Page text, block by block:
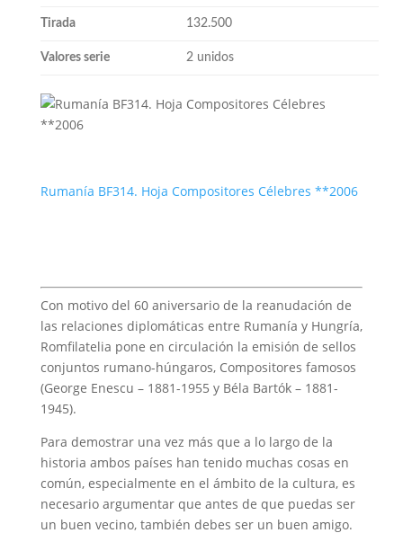
Tirada 132.500
Valores serie 2 unidos
Rumanía BF314. Hoja Compositores Célebres **2006
Con motivo del 60 aniversario de la reanudación de
las relaciones diplomáticas entre Rumanía y Hungría,
Romfilatelia pone en circulación la emisión de sellos
conjuntos rumano-húngaros, Compositores famosos
(George Enescu – 1881-1955 y Béla Bartók – 1881-
1945).
Para demostrar una vez más que a lo largo de la
historia ambos países han tenido muchas cosas en
común, especialmente en el ámbito de la cultura, es
necesario argumentar que antes de que puedas ser
un buen vecino, también debes ser un buen amigo.